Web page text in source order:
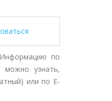
Информацию по
можно узнать,
или по E-